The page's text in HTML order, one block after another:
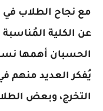
مع نجاح الطلاب في
عن الكلية
الحسبان أهمها
يُفكر العديد منهم
التخرج، وبعض